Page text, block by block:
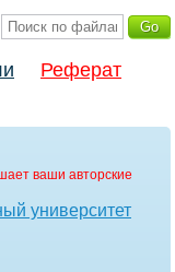
Реферат
ваши авторские
университет